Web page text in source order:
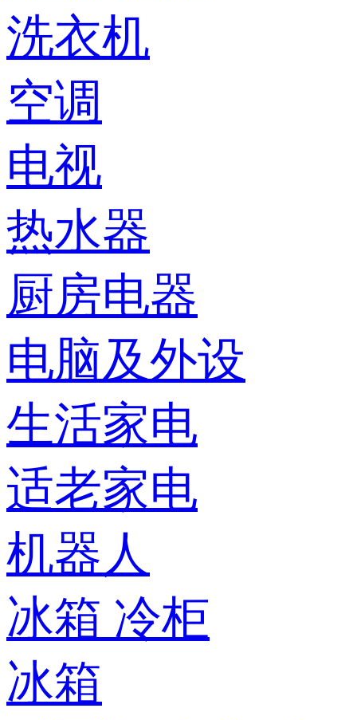
洗衣机
空调
电视
热水器
厨房电器
电脑及外设
生活家电
适老家电
机器人
冰箱 冷柜
冰箱